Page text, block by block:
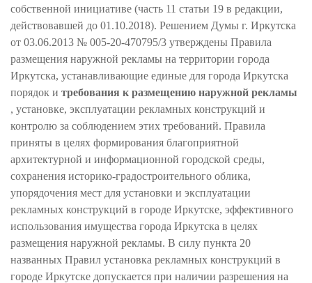
собственной инициативе (часть 11 статьи 19 в редакции,
действовавшей до 01.10.2018). Решением Думы г. Иркутска
от 03.06.2013 № 005-20-470795/3 утверждены Правила
размещения наружной рекламы на территории города
Иркутска, устанавливающие единые для города Иркутска
порядок и требования к размещению наружной рекламы
, установке, эксплуатации рекламных конструкций и
контролю за соблюдением этих требований. Правила
приняты в целях формирования благоприятной
архитектурной и информационной городской среды,
сохранения историко-градостроительного облика,
упорядочения мест для установки и эксплуатации
рекламных конструкций в городе Иркутске, эффективного
использования имущества города Иркутска в целях
размещения наружной рекламы. В силу пункта 20
названных Правил установка рекламных конструкций в
городе Иркутске допускается при наличии разрешения на